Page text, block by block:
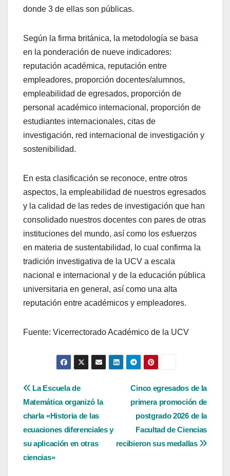
donde 3 de ellas son públicas.
Según la firma británica, la metodología se basa
en la ponderación de nueve indicadores:
reputación académica, reputación entre
empleadores, proporción docentes/alumnos,
empleabilidad de egresados, proporción de
personal académico internacional, proporción de
estudiantes internacionales, citas de
investigación, red internacional de investigación y
sostenibilidad.
En esta clasificación se reconoce, entre otros
aspectos, la empleabilidad de nuestros egresados
y la calidad de las redes de investigación que han
consolidado nuestros docentes con pares de otras
instituciones del mundo, así como los esfuerzos
en materia de sustentabilidad, lo cual confirma la
tradición investigativa de la UCV a escala
nacional e internacional y de la educación pública
universitaria en general, así como una alta
reputación entre académicos y empleadores.
Fuente: Vicerrectorado Académico de la UCV
Navegación
de
entradas
Cinco egresados de la
primera promoción de
postgrado 2026 de la
Facultad de Ciencias
recibieron sus medallas
La Escuela de
Matemática organizó la
charla «Historia de las
ecuaciones diferenciales y
su aplicación en otras
ciencias»